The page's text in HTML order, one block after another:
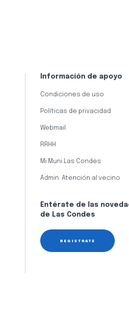
Información de apoyo
Condiciones de uso
Políticas de privacidad
Webmail
RRHH
Mi Muni Las Condes
Admin. Atención al vecino
Entérate de las
de Las Condes
REGÍSTRATE